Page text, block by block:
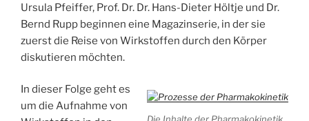
Ursula Pfeiffer, Prof. Dr. Dr. Hans-Dieter Höltje und Dr.
Bernd Rupp beginnen eine Magazinserie, in der sie
zuerst die Reise von Wirkstoffen durch den Körper
diskutieren möchten.
In dieser Folge geht es
um die Aufnahme von